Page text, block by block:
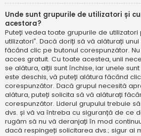
Unde sunt grupurile de utilizatori și
acestora?
Puteți vedea toate grupurile de utilizatori
utilizatori”. Dacă doriți să vă alăturați
făcând clic pe butonul corespunzător.
acces gratuit. Cu toate acestea, unii
se alătura, alții sunt închise, iar unele
este deschis, vă puteți alătura făcând
corespunzător. Dacă grupul necesită
alătura, puteți solicita să vă alăturați
corespunzător. Liderul grupului trebuie
dvs. și vă va întreba cu siguranță de ce
rugăm să nu vă deranjați în mod
dacă respingeți solicitarea dvs.; sigur ai